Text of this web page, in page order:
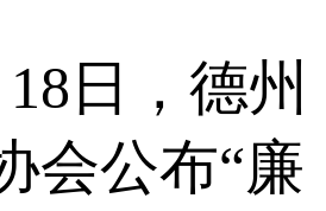
日，德州
会公布“廉